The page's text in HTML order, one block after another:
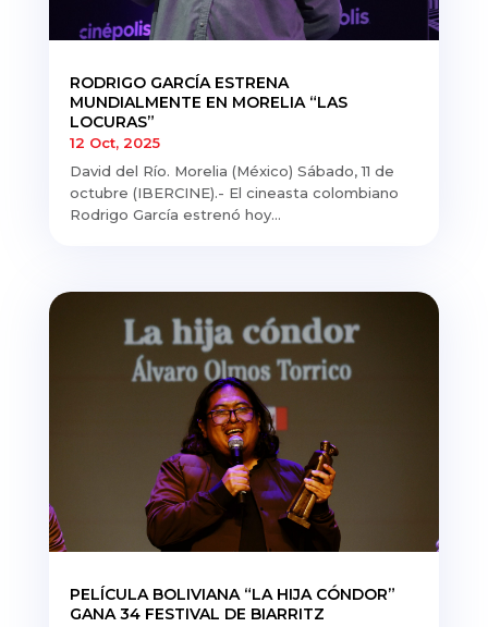
RODRIGO GARCÍA ESTRENA
MUNDIALMENTE EN MORELIA “LAS
LOCURAS”
12 Oct, 2025
David del Río. Morelia (México) Sábado, 11 de
octubre (IBERCINE).- El cineasta colombiano
Rodrigo García estrenó hoy...
PELÍCULA BOLIVIANA “LA HIJA CÓNDOR”
GANA 34 FESTIVAL DE BIARRITZ